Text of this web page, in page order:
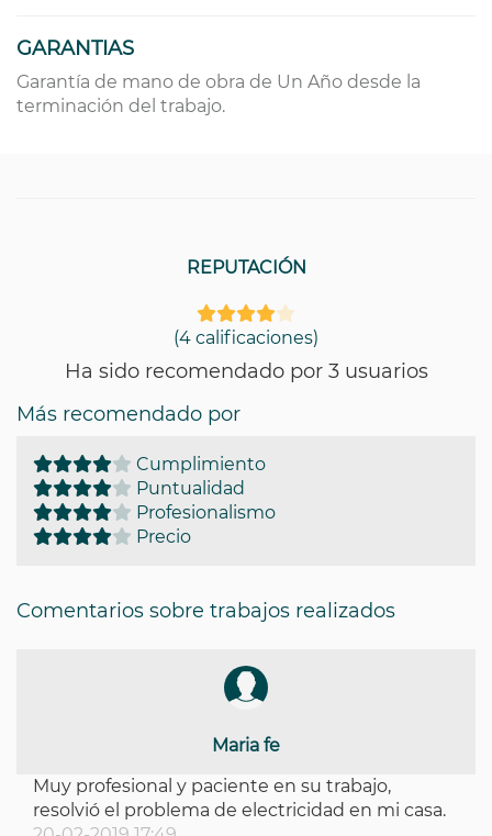
GARANTIAS
Garantía de mano de obra de Un Año desde la
terminación del trabajo.
REPUTACIÓN
(4 calificaciones)
Ha sido recomendado por 3 usuarios
Más recomendado por
Cumplimiento
Puntualidad
Profesionalismo
Precio
Comentarios sobre trabajos realizados
Maria fe
Muy profesional y paciente en su trabajo,
resolvió el problema de electricidad en mi casa.